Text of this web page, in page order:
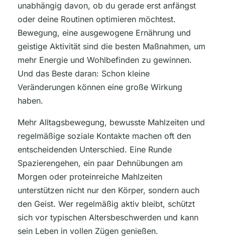
unabhängig davon, ob du gerade erst anfängst
oder deine Routinen optimieren möchtest.
Bewegung, eine ausgewogene Ernährung und
geistige Aktivität sind die besten Maßnahmen, um
mehr Energie und Wohlbefinden zu gewinnen.
Und das Beste daran: Schon kleine
Veränderungen können eine große Wirkung
haben.
Mehr Alltagsbewegung, bewusste Mahlzeiten und
regelmäßige soziale Kontakte machen oft den
entscheidenden Unterschied. Eine Runde
Spazierengehen, ein paar Dehnübungen am
Morgen oder proteinreiche Mahlzeiten
unterstützen nicht nur den Körper, sondern auch
den Geist. Wer regelmäßig aktiv bleibt, schützt
sich vor typischen Altersbeschwerden und kann
sein Leben in vollen Zügen genießen.